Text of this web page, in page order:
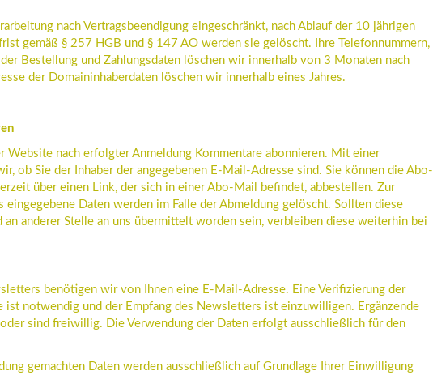
nach Vertragsbeendigung eingeschränkt, nach Ablauf der 10 jährigen
gemäß § 257 HGB und § 147 AO werden sie gelöscht. Ihre Telefonnummern,
Bestellung und Zahlungsdaten löschen wir innerhalb von 3 Monaten nach
der Domaininhaberdaten löschen wir innerhalb eines Jahres.
Website nach erfolgter Anmeldung Kommentare abonnieren. Mit einer
ob Sie der Inhaber der angegebenen E-Mail-Adresse sind. Sie können die Abo-
über einen Link, der sich in einer Abo-Mail befindet, abbestellen. Zur
eingegebene Daten werden im Falle der Abmeldung gelöscht. Sollten diese
an anderer Stelle an uns übermittelt worden sein, verbleiben diese weiterhin bei
benötigen wir von Ihnen eine E-Mail-Adresse. Eine Verifizierung der
ist notwendig und der Empfang des Newsletters ist einzuwilligen. Ergänzende
sind freiwillig. Die Verwendung der Daten erfolgt ausschließlich für den
gemachten Daten werden ausschließlich auf Grundlage Ihrer Einwilligung